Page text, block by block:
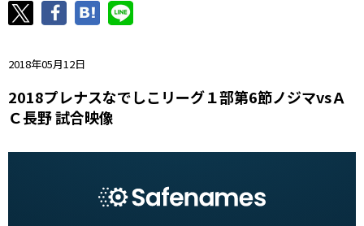
ニッパツ
2018年05月12日
2018プレナスなでしこリーグ１部第6節ノジマvsＡ
Ｃ長野 試合映像